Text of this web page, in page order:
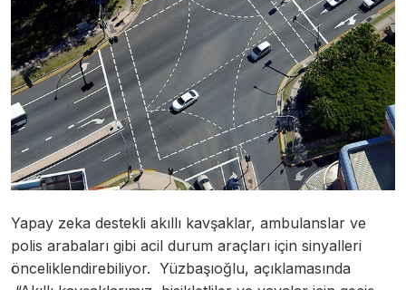
Yapay zeka destekli akıllı kavşaklar, ambulanslar ve
polis arabaları gibi acil durum araçları için sinyalleri
önceliklendirebiliyor. Yüzbaşıoğlu, açıklamasında